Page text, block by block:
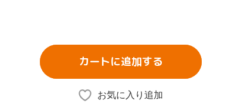
カートに追加する
お気に入り追加